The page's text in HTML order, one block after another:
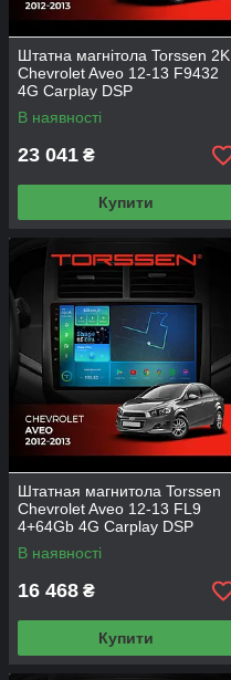
Штатна магнітола Torssen 2K
Chevrolet Aveo 12-13 F9432
4G Carplay DSP
В наявності
23 041 ₴
Купити
Штатная магнитола Torssen
Chevrolet Aveo 12-13 FL9
4+64Gb 4G Carplay DSP
В наявності
16 468 ₴
Купити